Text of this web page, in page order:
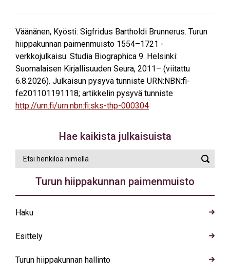
Väänänen, Kyösti: Sigfridus Bartholdi Brunnerus. Turun
hiippakunnan paimenmuisto 1554–1721 -
verkkojulkaisu. Studia Biographica 9. Helsinki:
Suomalaisen Kirjallisuuden Seura, 2011– (viitattu
6.8.2026). Julkaisun pysyvä tunniste URN:NBN:fi-
fe201101191118; artikkelin pysyvä tunniste
http://urn.fi/urn:nbn:fi:sks-thp-000304
Hae kaikista julkaisuista
Etsi
henkilöä
nimellä
haku
Turun hiippakunnan paimenmuisto
Haku
Esittely
Turun hiippakunnan hallinto